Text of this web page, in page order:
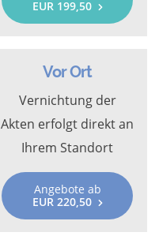
EUR 199,50
Vor Ort
Vernichtung der
Akten erfolgt direkt an
Ihrem Standort
Angebote ab
EUR 220,50